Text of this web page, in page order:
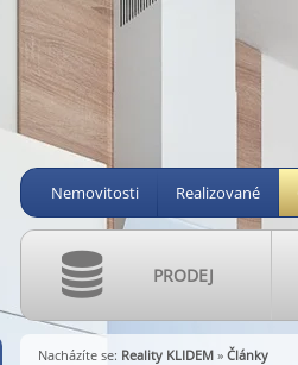
Nemovitosti Realizované
PRODEJ
Nacházíte se: Reality KLIDEM » Články